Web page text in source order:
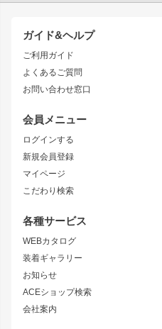
ガイド&ヘルプ
ご利用ガイド
よくあるご質問
お問い合わせ窓口
会員メニュー
ログインする
新規会員登録
マイページ
こだわり検索
各種サービス
WEBカタログ
装着ギャラリー
お知らせ
ACEショップ検索
会社案内
JZX90 CHASER
JZX110 MARK II
JZX100 MARK II
JZX90 MARK II
トレノ
マークX
ニッサン
S15 シルビア
S14 シルビア 後期
S13 シルビア
180SX
シルエイティ
スズキ
エアロシリーズ
ドリフトライン
風神
雷神
リアウイング
ジムニーパーツ
ホイール
MUD-S7
MUD-SR7